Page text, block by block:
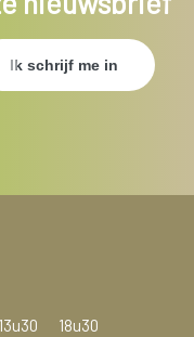
13u30
18u30